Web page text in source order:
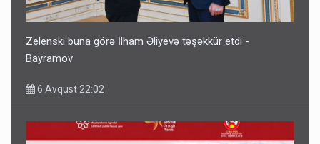
Zelenski buna görə İlham Əliyevə təşəkkür etdi -
Bayramov
6 Avqust 22:02